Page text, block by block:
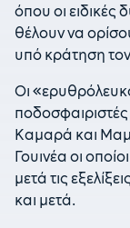
όπου οι ειδικές
θέλουν να
υπό κράτηση
Οι
Καμαρά και
Γουινέα οι
μετά τις
και μετά.